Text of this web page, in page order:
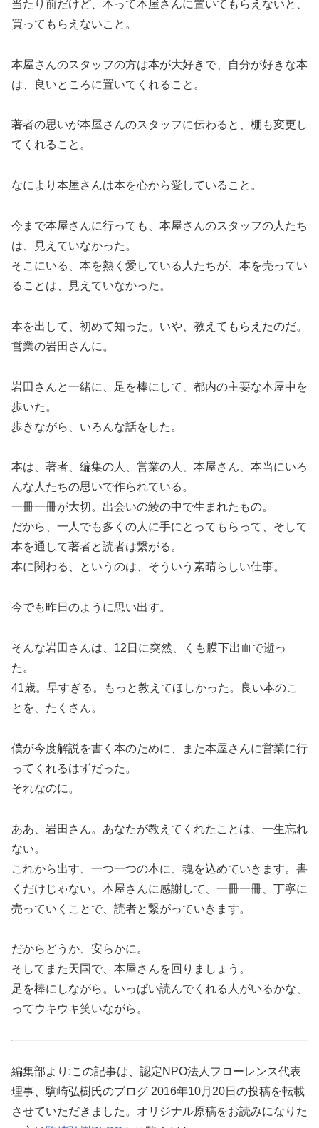
当たり前だけど、本って本屋さんに置いてもらえないと、
買ってもらえないこと。
本屋さんのスタッフの方は本が大好きで、自分が好きな本
は、良いところに置いてくれること。
著者の思いが本屋さんのスタッフに伝わると、棚も変更し
てくれること。
なにより本屋さんは本を心から愛していること。
今まで本屋さんに行っても、本屋さんのスタッフの人たち
は、見えていなかった。
そこにいる、本を熱く愛している人たちが、本を売ってい
ることは、見えていなかった。
本を出して、初めて知った。いや、教えてもらえたのだ。
営業の岩田さんに。
岩田さんと一緒に、足を棒にして、都内の主要な本屋中を
歩いた。
歩きながら、いろんな話をした。
本は、著者、編集の人、営業の人、本屋さん、本当にいろ
んな人たちの思いで作られている。
一冊一冊が大切。出会いの綾の中で生まれたもの。
だから、一人でも多くの人に手にとってもらって、そして
本を通して著者と読者は繋がる。
本に関わる、というのは、そういう素晴らしい仕事。
今でも昨日のように思い出す。
そんな岩田さんは、12日に突然、くも膜下出血で逝っ
た。
41歳。早すぎる。もっと教えてほしかった。良い本のこ
とを、たくさん。
僕が今度解説を書く本のために、また本屋さんに営業に行
ってくれるはずだった。
それなのに。
ああ、岩田さん。あなたが教えてくれたことは、一生忘れ
ない。
これから出す、一つ一つの本に、魂を込めていきます。書
くだけじゃない。本屋さんに感謝して、一冊一冊、丁寧に
売っていくことで、読者と繋がっていきます。
だからどうか、安らかに。
そしてまた天国で、本屋さんを回りましょう。
足を棒にしながら。いっぱい読んでくれる人がいるかな、
ってウキウキ笑いながら。
編集部より :この記事は、認定NPO法人フローレンス代表
理事、駒崎弘樹氏のブログ 2016年10月20日の投稿を転載
させていただきました。オリジナル原稿をお読みになりた